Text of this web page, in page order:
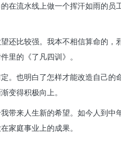
在流水线上做一个挥汗如雨的员
还比较强。我本不相信算命的，
里的《了凡四训》。
。也明白了怎样才能改造自己的
变得积极向上。
带来人生新的希望。如今人到中
家庭事业上的成果。